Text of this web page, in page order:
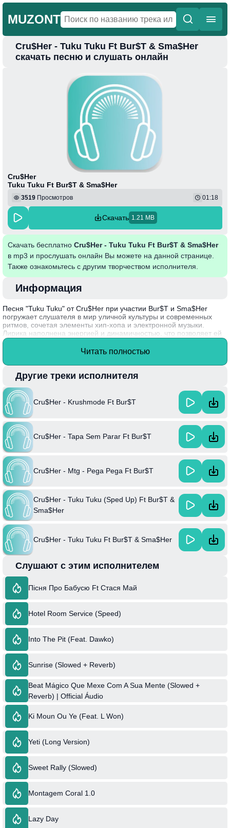
MUZONT
Главная
Cru$Her - Tuku Tuku Ft Bur$T & Sma$Her
скачать песню и слушать онлайн
Cru$Her
Tuku Tuku Ft Bur$T & Sma$Her
3519 Просмотров 01:18
Скачать 1.21 MB
Скачать бесплатно Cru$Her - Tuku Tuku Ft Bur$T & Sma$Her
в mp3 и прослушать онлайн Вы можете на данной странице.
Также ознакомьтесь с другим творчеством исполнителя.
Информация
Песня "Tuku Tuku" от Cru$Her при участии Bur$T и Sma$Her
погружает слушателя в мир уличной культуры и современных
ритмов, сочетая элементы хип-хопа и электронной музыки.
Лирика наполнена энергией и динамичностью, что позволяет ей
стать гимном для молодежи, стремящейся к самовыражению и
свободе. Художественный стиль исполнителей соединяет личные
городской среде.
Факт: Cru$Her, известный своим уникальным звучанием, активно
сотрудничает с другими артистами, что придаёт его музыке
разнообразие и свежесть, делая каждую новую работу
интересной для слушателей.
Читать полностью
Другие треки исполнителя
Cru$Her - Krushmode Ft Bur$T
Cru$Her - Tapa Sem Parar Ft Bur$T
Cru$Her - Mtg - Pega Pega Ft Bur$T
Cru$Her - Tuku Tuku (Sped Up) Ft Bur$T &
Sma$Her
Cru$Her - Tuku Tuku Ft Bur$T & Sma$Her
Слушают с этим исполнителем
Пісня Про Бабусю Ft Стася Май
Hotel Room Service (Speed)
Into The Pit (Feat. Dawko)
Sunrise (Slowed + Reverb)
Beat Mágico Que Mexe Com A Sua Mente (Slowed +
Reverb) | Official Áudio
Ki Moun Ou Ye (Feat. L Won)
Yeti (Long Version)
Sweet Rally (Slowed)
Montagem Coral 1.0
Lazy Day